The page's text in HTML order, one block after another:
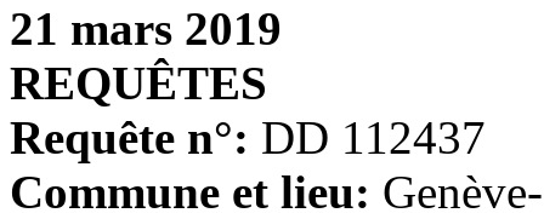
21 mars 2019
REQUÊTES
Requête n°: DD 112437
Commune et lieu: